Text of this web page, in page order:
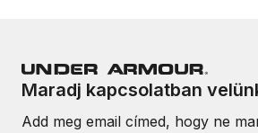
Maradj kapcsolatban
Add meg email címed, hogy ne